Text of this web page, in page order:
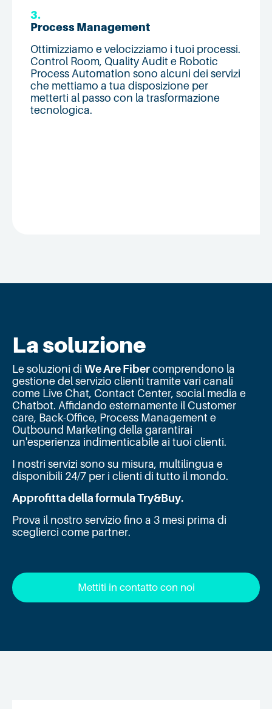
3.
Process Management
Ottimizziamo e velocizziamo i tuoi processi.
Control Room, Quality Audit e Robotic
Process Automation sono alcuni dei servizi
che mettiamo a tua disposizione per
metterti al passo con la trasformazione
tecnologica.
La soluzione
Le soluzioni di We Are Fiber comprendono la
gestione del servizio clienti tramite vari canali
come Live Chat, Contact Center, social media e
Chatbot. Affidando esternamente il Customer
care, Back-Office, Process Management e
Outbound Marketing della garantirai
un'esperienza indimenticabile ai tuoi clienti.
I nostri servizi sono su misura, multilingua e
disponibili 24/7 per i clienti di tutto il mondo.
Approfitta della formula Try&Buy.
Prova il nostro servizio fino a 3 mesi prima di
sceglierci come partner.
Mettiti in contatto con noi